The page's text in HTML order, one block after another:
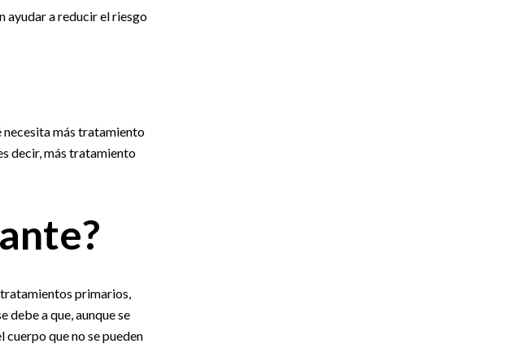
ayudar a reducir el riesgo
necesita más tratamiento
decir, más tratamiento
primarios,
a que, aunque se
que no se pueden